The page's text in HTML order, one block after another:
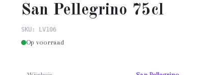
San Pellegrino 75cl
SKU: LV106
Op voorraad